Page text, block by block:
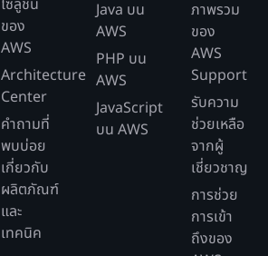
โซลูชัน
ของ
AWS
Architecture
Center
คำถามที่
พบบ่อย
เกี่ยวกับ
ผลิตภัณฑ์
และ
เทคนิค
Java บน
AWS
PHP บน
AWS
JavaScript
บน AWS
ภาพรวม
ของ
AWS
Support
รับความ
ช่วยเหลือ
จากผู้
เชี่ยวชาญ
การช่วย
การเข้า
ถึงของ